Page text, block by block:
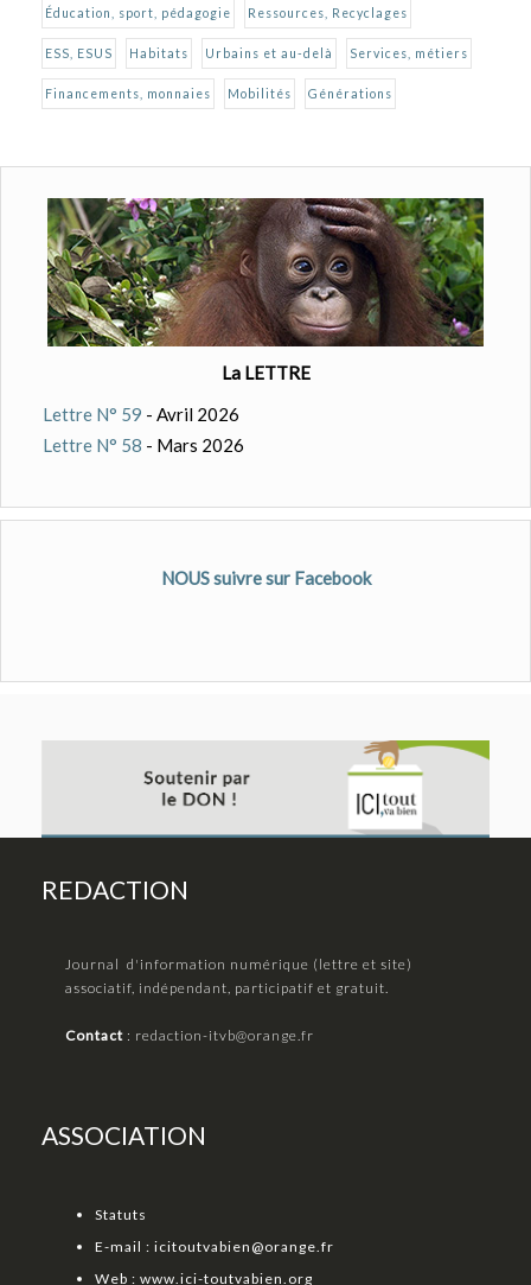
Éducation, sport, pédagogie Ressources, Recyclages
ESS, ESUS Habitats Urbains et au-delà Services, métiers
Financements, monnaies Mobilités Générations
La LETTRE
Lettre N° 59 - Avril 2026
Lettre N° 58 - Mars 2026
NOUS suivre sur Facebook
REDACTION
Journal d'information numérique (lettre et site)
associatif, indépendant, participatif et gratuit.
Contact : redaction-itvb@orange.fr
ASSOCIATION
Statuts
E-mail : icitoutvabien@orange.fr
Web : www.ici-toutvabien.org